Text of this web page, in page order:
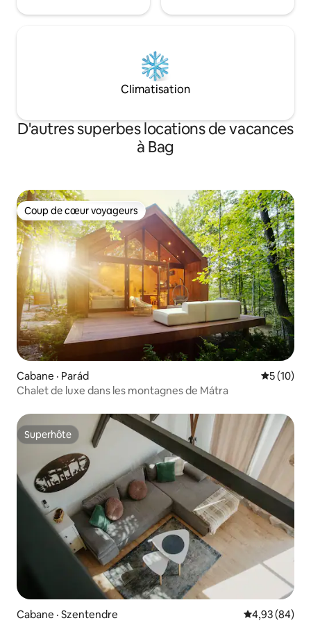
Climatisation
D'autres superbes locations de vacances
à Bag
Coup de cœur voyageurs
Coup de cœur voyageurs
Cabane · Parád Note
5 (10)
Chalet de luxe dans les montagnes de Mátra
Superhôte
Superhôte
Cabane · Szentendre Note
4,93 (84)